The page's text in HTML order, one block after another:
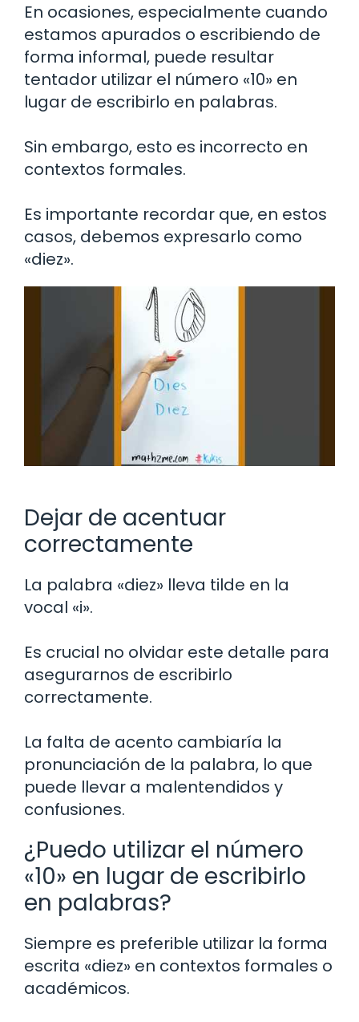
En ocasiones, especialmente cuando
estamos apurados o escribiendo de
forma informal, puede resultar
tentador utilizar el número «10» en
lugar de escribirlo en palabras.
Sin embargo, esto es incorrecto en
contextos formales.
Es importante recordar que, en estos
casos, debemos expresarlo como
«diez».
Dejar de acentuar
correctamente
La palabra «diez» lleva tilde en la
vocal «i».
Es crucial no olvidar este detalle para
asegurarnos de escribirlo
correctamente.
La falta de acento cambiaría la
pronunciación de la palabra, lo que
puede llevar a malentendidos y
confusiones.
¿Puedo utilizar el número
«10» en lugar de escribirlo
en palabras?
Siempre es preferible utilizar la forma
escrita «diez» en contextos formales o
académicos.